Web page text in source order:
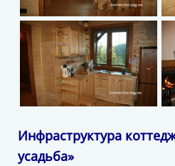
Инфраструктура
усадьба»